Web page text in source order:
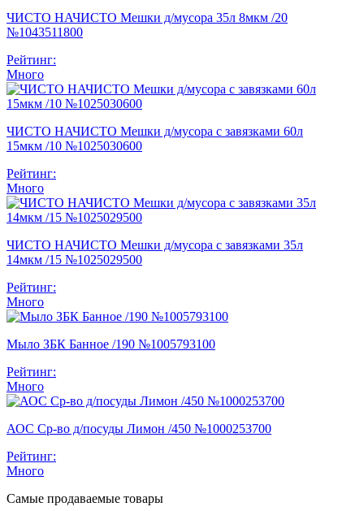
ЧИСТО НАЧИСТО Мешки д/мусора 35л 8мкм /20
№1043511800
Рейтинг:
Много
ЧИСТО НАЧИСТО Мешки д/мусора с завязками 60л
15мкм /10 №1025030600
Рейтинг:
Много
ЧИСТО НАЧИСТО Мешки д/мусора с завязками 35л
14мкм /15 №1025029500
Рейтинг:
Много
Мыло ЗБК Банное /190 №1005793100
Рейтинг:
Много
АОС Ср-во д/посуды Лимон /450 №1000253700
Рейтинг:
Много
Самые продаваемые товары